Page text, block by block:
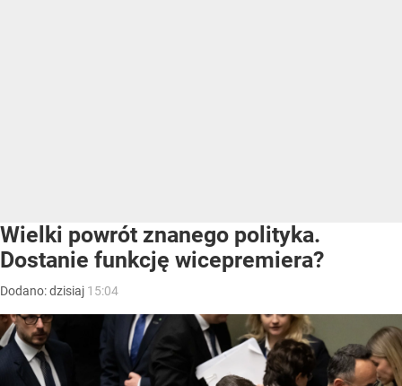
Wielki powrót znanego polityka.
Dostanie funkcję wicepremiera?
Dodano:dzisiaj 15:04